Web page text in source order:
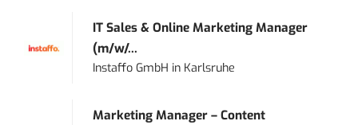
IT Sales & Online Marketing Manager
(m/w/...
Instaffo GmbH in Karlsruhe
Marketing Manager – Content